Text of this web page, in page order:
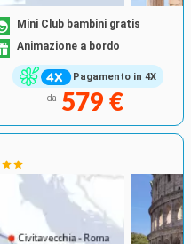
Pagamento in 4X
Mini Club bambini gratis
Animazione a bordo
da 579 €